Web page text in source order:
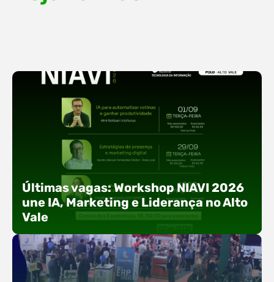
Últimas vagas: Workshop NIAVI 2026
une IA, Marketing e Liderança no Alto
Vale